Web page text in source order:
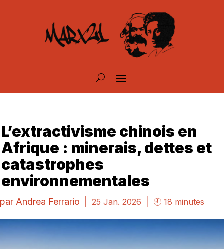
L’extractivisme chinois en
Afrique : minerais, dettes et
catastrophes
environnementales
par Andrea Ferrario 25 Jan. 2026 🕘 18 minutes